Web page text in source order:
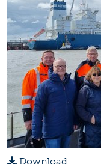
Download